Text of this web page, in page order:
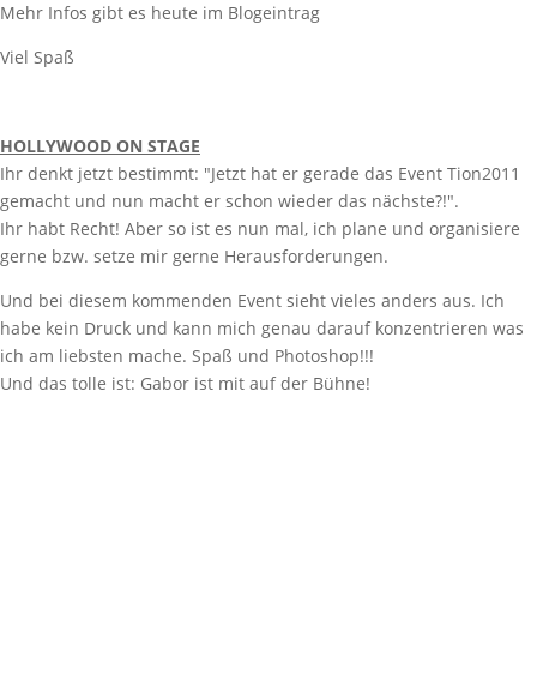
Mehr Infos gibt es heute im Blogeintrag
Viel Spaß
HOLLYWOOD ON STAGE
Ihr denkt jetzt bestimmt: "Jetzt hat er gerade das Event Tion2011
gemacht und nun macht er schon wieder das nächste?!".
Ihr habt Recht! Aber so ist es nun mal, ich plane und organisiere
gerne bzw. setze mir gerne Herausforderungen.
Und bei diesem kommenden Event sieht vieles anders aus. Ich
habe kein Druck und kann mich genau darauf konzentrieren was
ich am liebsten mache. Spaß und Photoshop!!!
Und das tolle ist: Gabor ist mit auf der Bühne!